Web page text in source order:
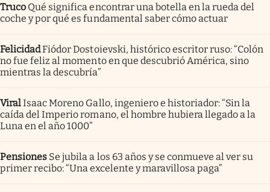
Truco Qué significa encontrar una botella en la rueda del
coche y por qué es fundamental saber cómo actuar
FelicidadFiódor Dostoievski, histórico escritor ruso: “Colón
no fue feliz al momento en que descubrió América, sino
mientras la descubría”
ViralIsaac Moreno Gallo, ingeniero e historiador: “Sin la
caída del Imperio romano, el hombre hubiera llegado a la
Luna en el año 1000”
Pensiones Se jubila a los 63 años y se conmueve al ver su
primer recibo: “Una excelente y maravillosa paga”